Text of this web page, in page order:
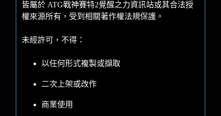
皆屬於 ATG戰神賽特2覺醒之力資訊站或其合法授
權來源所有，受到相關著作權法規保護。
未經許可，不得：
以任何形式複製或擷取
二次上架或改作
商業使用